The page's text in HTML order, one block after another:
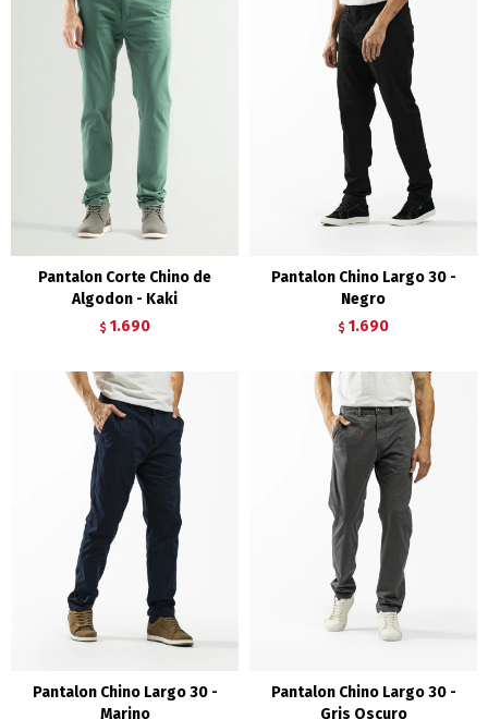
Pantalon Corte Chino de
Algodon - Kaki
$ 1.690
Pantalon Chino Largo 30 -
Negro
$ 1.690
Pantalon Chino Largo 30 -
Marino
Pantalon Chino Largo 30 -
Gris Oscuro